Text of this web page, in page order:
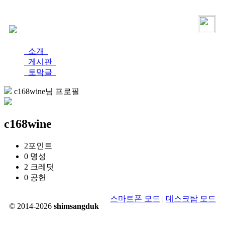
소개
게시판
토막글
c168wine님 프로필
c168wine
2포인트
0 명성
2 크레딧
0 공헌
© 2014-2026 shimsangduk
스마트폰 모드 | 데스크탑 모드